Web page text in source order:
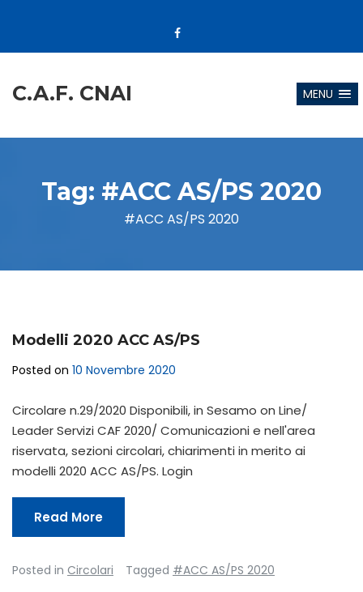
C.A.F. CNAI MENU
Tag: #ACC AS/PS 2020
#ACC AS/PS 2020
Modelli 2020 ACC AS/PS
Posted on 10 Novembre 2020
Circolare n.29/2020 Disponibili, in Sesamo on Line/
Leader Servizi CAF 2020/ Comunicazioni e nell'area
riservata, sezioni circolari, chiarimenti in merito ai
modelli 2020 ACC AS/PS. Login
Read More
Posted in Circolari Tagged #ACC AS/PS 2020